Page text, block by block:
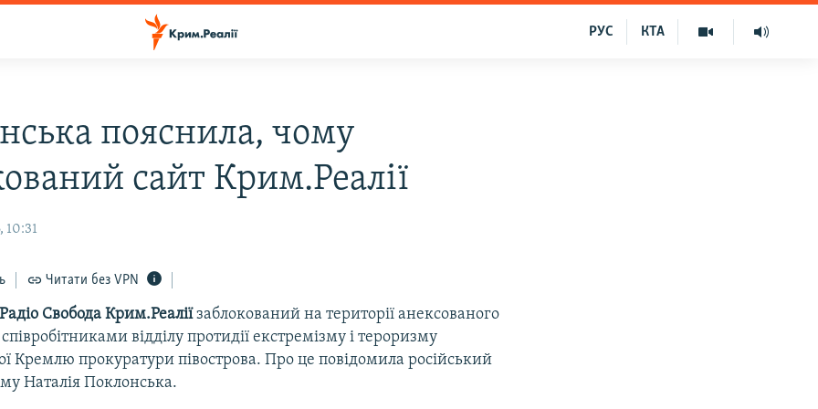
КТА
РУС
пояснила, чому
сайт Крим.Реалії
10:31
Читати без VPN
Радіо Свобода Крим.Реаліїзаблокований на території анексованого
відділу протидії екстремізму і тероризму
Кремлю прокуратури півострова. Про це повідомила російський
Наталія Поклонська.